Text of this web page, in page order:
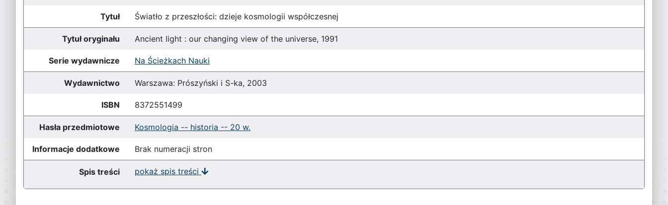
Tytuł Światło z przeszłości: dzieje kosmologii współczesnej
Tytuł oryginału Ancient light : our changing view of the universe, 1991
Serie wydawnicze Na Ścieżkach Nauki
Wydawnictwo Warszawa: Prószyński i S-ka, 2003
ISBN 8372551499
Hasła przedmiotowe Kosmologia -- historia -- 20 w.
Informacje dodatkowe Brak numeracji stron
Spis treści pokaż spis treści